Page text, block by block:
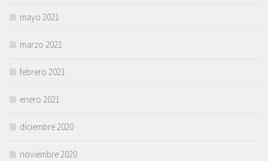
mayo 2021
marzo 2021
febrero 2021
enero 2021
diciembre 2020
noviembre 2020